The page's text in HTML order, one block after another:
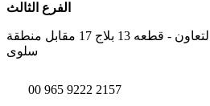
الفرع الثالث
شاطئ انجفة - شارع التعاون - قطعه 13 بلاج 17 مقابل منطقة
سلوى
00 965 9222 2157